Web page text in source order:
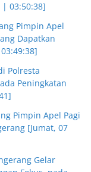
| 03:50:38]
Pimpin Apel
Dapatkan
Polresta
Peningkatan
Pimpin Apel Pagi
[Jumat, 07
Gelar